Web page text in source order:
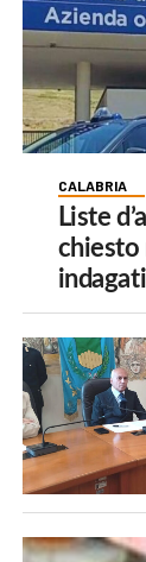
CALABRIA
Liste
chiesto
indagati